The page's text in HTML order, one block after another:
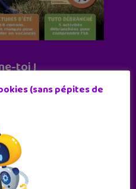
toi !
par an(sans pépites de